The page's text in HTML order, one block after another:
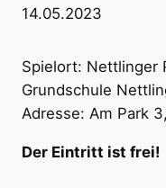
14.05.2023
Spielort: Nettlinger
Grundschule
Adresse: Am Park
Der Eintritt ist frei!